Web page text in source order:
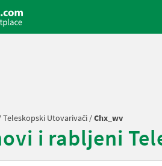
Teleskopski Utovarivači /Chx_wv
i rabljeni